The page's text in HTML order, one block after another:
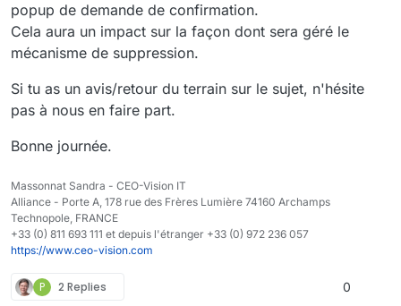
popup de demande de confirmation.
Cela aura un impact sur la façon dont sera géré le
mécanisme de suppression.
Si tu as un avis/retour du terrain sur le sujet, n'hésite
pas à nous en faire part.
Bonne journée.
Massonnat Sandra - CEO-Vision IT
Alliance - Porte A, 178 rue des Frères Lumière 74160 Archamps
Technopole, FRANCE
+33 (0) 811 693 111 et depuis l'étranger +33 (0) 972 236 057
https://www.ceo-vision.com
P 2 Replies 0